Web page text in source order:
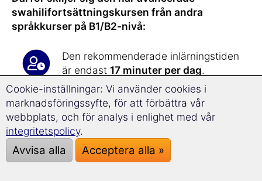
swahilifortsättningskursen från andra
språkkurser på B1/B2-nivå:
Den rekommenderade inlärningstiden
är endast 17 minuter per dag.
Du kommer att bli förvånad över hur
snabbt och effektivt duutökar ditt
ordförrådmed den här kursen!
Den avancerade kursen lär dig över
1800 nya ord.
Cookie-inställningar: Vi använder cookies i
marknadsföringssyfte, för att förbättra vår
webbplats, och för analys i enlighet med vår
integritetspolicy.
Avvisa alla Acceptera alla »